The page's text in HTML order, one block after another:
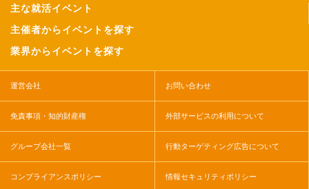
主な就活イベント
主催者からイベントを探す
業界からイベントを探す
運営会社 お問い合わせ
免責事項・知的財産権 外部サービスの利用について
グループ会社一覧 行動ターゲティング広告について
コンプライアンスポリシー 情報セキュリティポリシー